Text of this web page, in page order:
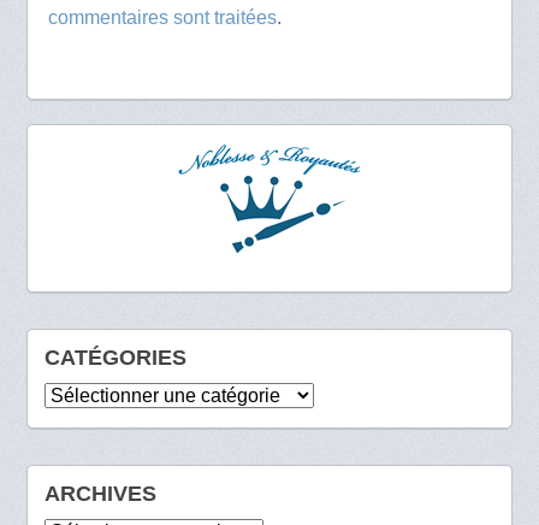
commentaires sont traitées.
CATÉGORIES
Catégories
ARCHIVES